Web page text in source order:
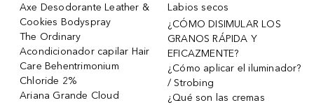
Axe Desodorante Leather &
Cookies Bodyspray
The Ordinary
Acondicionador capilar Hair
Care Behentrimonium
Chloride 2%
Ariana Grande Cloud
Labios secos
¿CÓMO DISIMULAR LOS
GRANOS RÁPIDA Y
EFICAZMENTE?
¿Cómo aplicar el iluminador?
/ Strobing
¿Qué son las cremas